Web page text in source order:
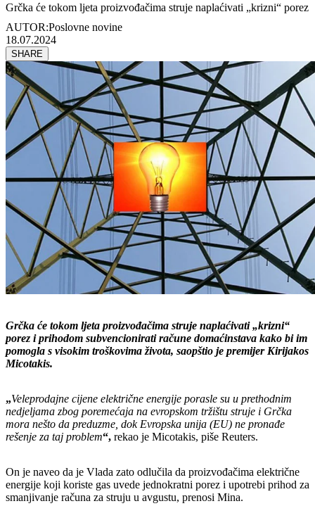
Grčka će tokom ljeta proizvođačima struje naplaćivati „krizni“ porez
AUTOR:Poslovne novine
18.07.2024
SHARE
Grčka će tokom ljeta proizvođačima struje naplaćivati „krizni“
porez i prihodom subvencionirati račune domaćinstava kako bi im
pomogla s visokim troškovima života, saopštio je premijer Kirijakos
Micotakis.
„Veleprodajne cijene električne energije porasle su u prethodnim
nedjeljama zbog poremećaja na evropskom tržištu struje i Grčka
mora nešto da preduzme, dok Evropska unija (EU) ne pronađe
rešenje za taj problem“, rekao je Micotakis, piše Reuters.
On je naveo da je Vlada zato odlučila da proizvođačima električne
energije koji koriste gas uvede jednokratni porez i upotrebi prihod za
smanjivanje računa za struju u avgustu, prenosi Mina.